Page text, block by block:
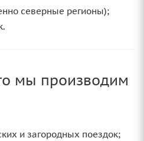
северные регионы);
мы производим
и загородных поездок;